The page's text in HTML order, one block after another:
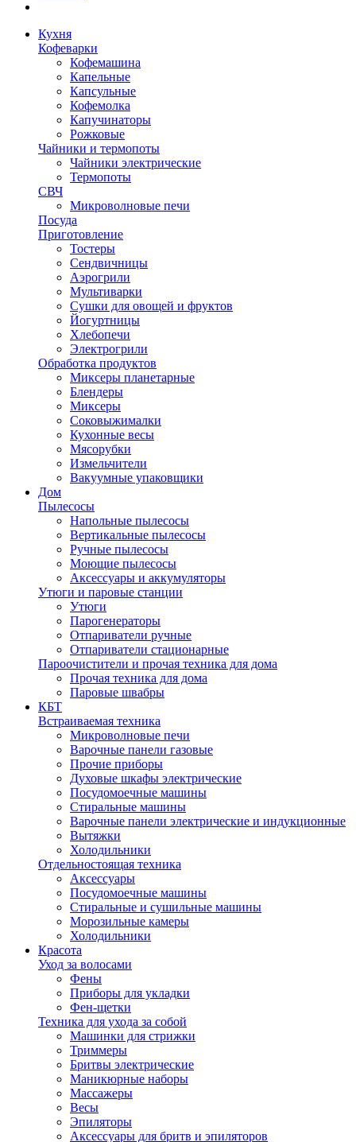
Кухня
Кофеварки
Кофемашина
Капельные
Капсульные
Кофемолка
Капучинаторы
Рожковые
Чайники и термопоты
Чайники электрические
Термопоты
СВЧ
Микроволновые печи
Посуда
Приготовление
Тостеры
Сендвичницы
Аэрогрили
Мультиварки
Сушки для овощей и фруктов
Йогуртницы
Хлебопечи
Электрогрили
Обработка продуктов
Миксеры планетарные
Блендеры
Миксеры
Соковыжималки
Кухонные весы
Мясорубки
Измельчители
Вакуумные упаковщики
Дом
Пылесосы
Напольные пылесосы
Вертикальные пылесосы
Ручные пылесосы
Моющие пылесосы
Аксессуары и аккумуляторы
Утюги и паровые станции
Утюги
Парогенераторы
Отпариватели ручные
Отпариватели стационарные
Пароочистители и прочая техника для дома
Прочая техника для дома
Паровые швабры
КБТ
Встраиваемая техника
Микроволновые печи
Варочные панели газовые
Прочие приборы
Духовые шкафы электрические
Посудомоечные машины
Стиральные машины
Варочные панели электрические и индукционные
Вытяжки
Холодильники
Отдельностоящая техника
Аксессуары
Посудомоечные машины
Стиральные и сушильные машины
Морозильные камеры
Холодильники
Красота
Уход за волосами
Фены
Приборы для укладки
Фен-щетки
Техника для ухода за собой
Машинки для стрижки
Триммеры
Бритвы электрические
Маникюрные наборы
Массажеры
Весы
Эпиляторы
Аксессуары для бритв и эпиляторов